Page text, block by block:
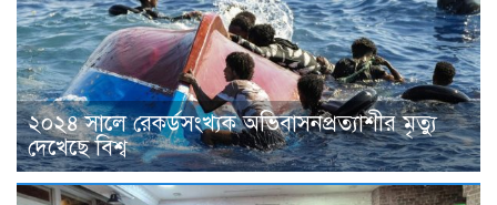
২০২৪ সালে রেকর্ডসংখ্যক অভিবাসনপ্রত্যাশীর মৃত্যু
দেখেছে বিশ্ব